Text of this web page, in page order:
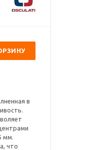
в
мм.
что